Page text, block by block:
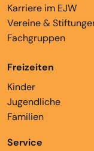
Karriere im EJW
Vereine &
Fachgruppen
Freizeiten
Kinder
Jugendliche
Familien
Service